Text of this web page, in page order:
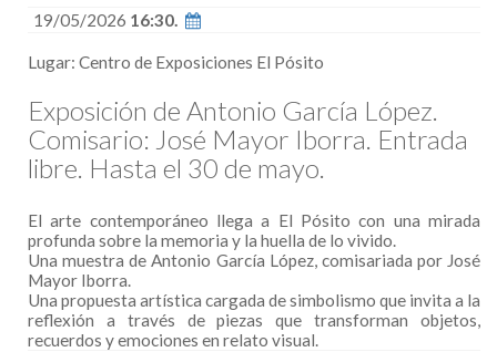
19/05/2026 16:30.
Lugar: Centro de Exposiciones El Pósito
Exposición de Antonio García López.
Comisario: José Mayor Iborra. Entrada
libre. Hasta el 30 de mayo.
El arte contemporáneo llega a El Pósito con una mirada
profunda sobre la memoria y la huella de lo vivido.
Una muestra de Antonio García López, comisariada por José
Mayor Iborra.
Una propuesta artística cargada de simbolismo que invita a la
reflexión a través de piezas que transforman objetos,
recuerdos y emociones en relato visual.